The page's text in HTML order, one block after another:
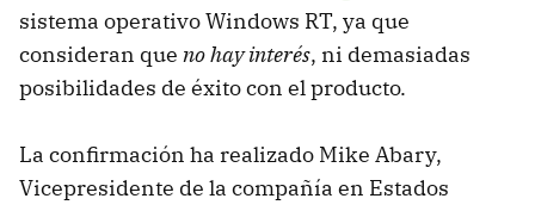
sistema operativo Windows RT, ya que
consideran que no hay interés, ni demasiadas
posibilidades de éxito con el producto.
La confirmación ha realizado Mike Abary,
Vicepresidente de la compañía en Estados